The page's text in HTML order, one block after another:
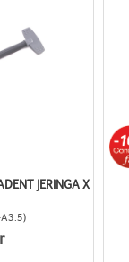
JERINGA X
)